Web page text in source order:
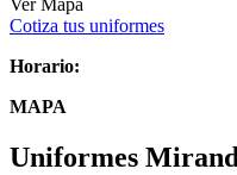
Ver Mapa
Cotiza tus uniformes
Horario:
MAPA
Uniformes